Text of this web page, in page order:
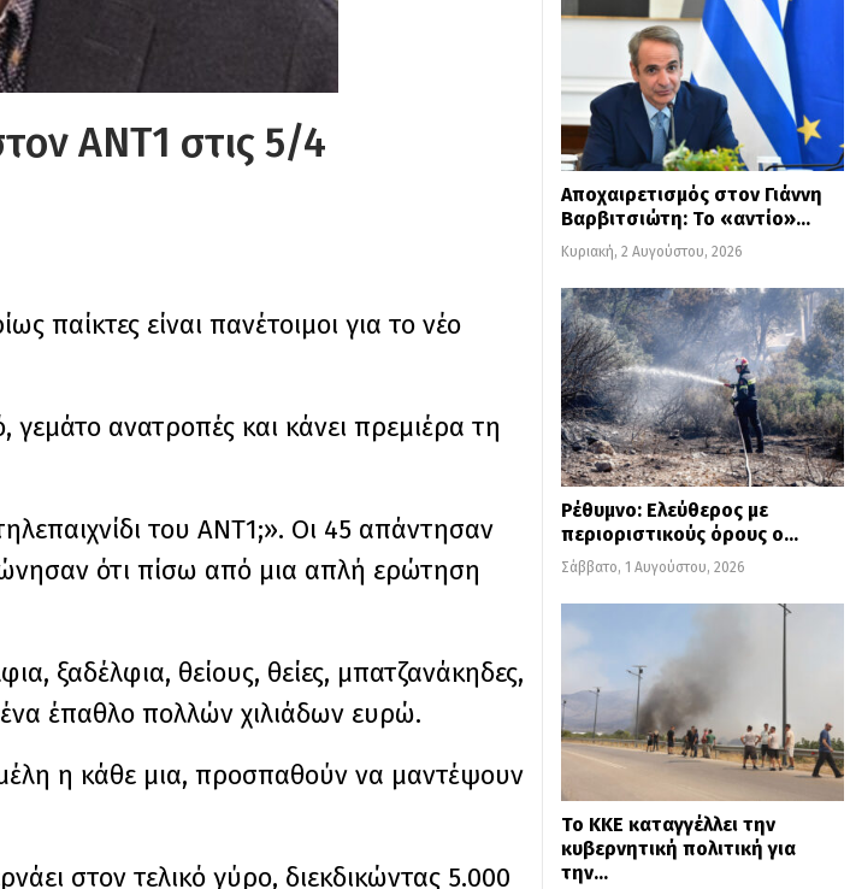
ΑΝΤ1 στις 5/4
παίκτες είναι πανέτοιμοι για το νέο
γεμάτο ανατροπές και κάνει πρεμιέρα τη
του ΑΝΤ1;». Οι 45 απάντησαν
ότι πίσω από μια απλή ερώτηση
ξαδέλφια, θείους, θείες, μπατζανάκηδες,
ένα έπαθλο πολλών χιλιάδων ευρώ.
μέλη η κάθε μια, προσπαθούν να μαντέψουν
στον τελικό γύρο, διεκδικώντας 5.000
Αποχαιρετισμός στον Γιάννη
Βαρβιτσιώτη: Το «αντίο»…
Κυριακή, 2 Αυγούστου, 2026
Ρέθυμνο: Ελεύθερος με
περιοριστικούς όρους ο…
Σάββατο, 1 Αυγούστου, 2026
Το ΚΚΕ καταγγέλλει την
κυβερνητική πολιτική για
την…